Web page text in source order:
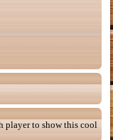
player to show this cool